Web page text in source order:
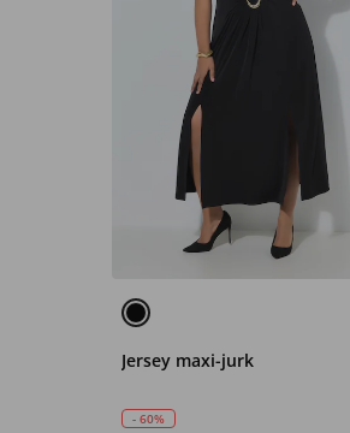
Jersey maxi-jurk
- 60%